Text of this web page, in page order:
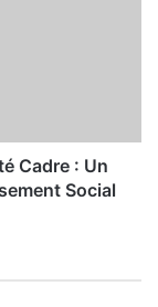
Cadre : Un
Social